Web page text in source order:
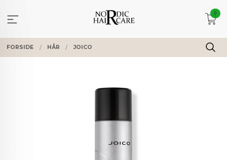
innholdet
0
FORSIDE HÅR JOICO